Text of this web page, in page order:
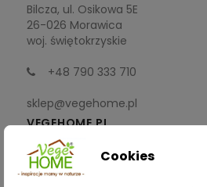
Bilcza, ul. Osikowa 5E
26-026 Morawica
woj. świętokrzyskie
+48 790 333 710
sklep@vegehome.pl
VEGEHOME.PL
INFORMACJE
Cookies